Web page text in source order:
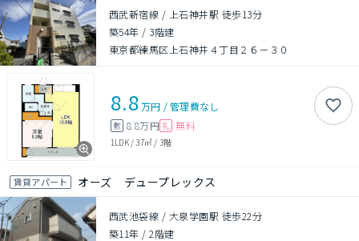
西武新宿線 / 上石神井駅 徒歩13分
築54年 / 3階建
東京都練馬区上石神井４丁目２６－３０
8.8万円 /管理費なし
敷 8.8万円 礼 無料
1LDK/37㎡ / 3階
賃貸アパート オーズ デュープレックス
西武池袋線 / 大泉学園駅 徒歩22分
築11年 /2階建